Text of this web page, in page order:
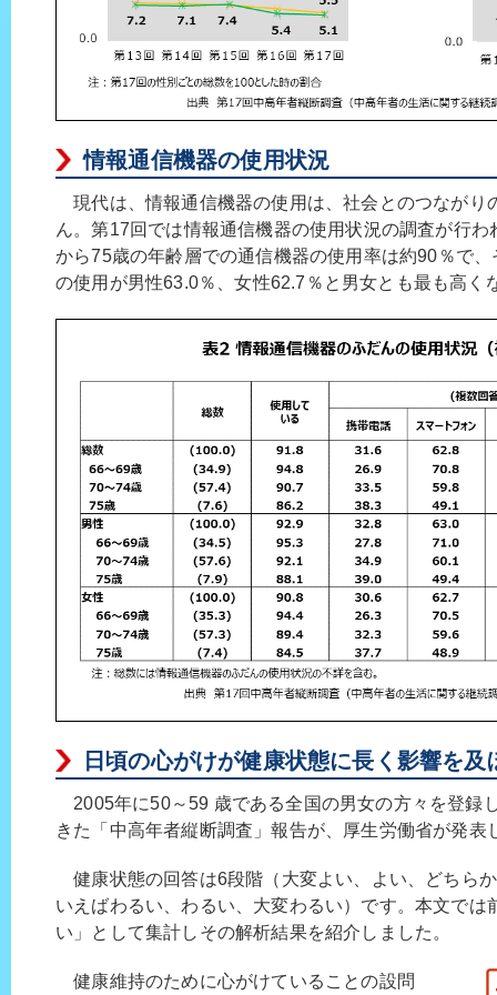
情報通信機器の使用状況
現代は、情報通信機器の使用は、社会とのつながり
ん。第17回では情報通信機器の使用状況の調査が行
から75歳の年齢層での通信機器の使用率は約90％で
の使用が男性63.0％、女性62.7％と男女とも最も高く
日頃の心がけが健康状態に長く影響を及
2005年に50～59 歳である全国の男女の方々を登録
きた「中高年者縦断調査」報告が、厚生労働省が発表
健康状態の回答は6段階（大変よい、よい、どちら
いえばわるい、わるい、大変わるい）です。本文では
い」として集計しその解析結果を紹介しました。
健康維持のために心がけていることの設問